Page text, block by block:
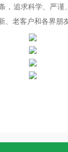
，追求科学、严谨
、老客户和各界朋